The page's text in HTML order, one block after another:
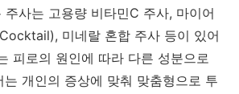
사는 고용량 비타민C 주사, 마이어
미네랄 혼합 주사 등이 있어
피로의 원인에 따라 다른 성분으로
는 개인의 증상에 맞춰 맞춤형으로 투